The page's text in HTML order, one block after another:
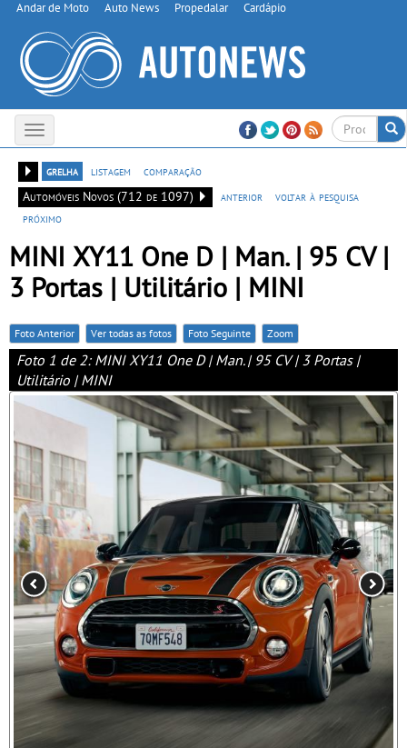
Andar de Moto Auto News Propedalar Cardápio
Toggle
navigation
grelha
listagem
comparação
Automóveis Novos (712 de 1097)
anterior
voltar à pesquisa
próximo
MINI XY11 One D | Man. | 95 CV |
3 Portas | Utilitário | MINI
Foto Anterior Ver todas as fotos Foto Seguinte Zoom
Foto 1 de 2: MINI XY11 One D | Man. | 95 CV | 3 Portas |
Utilitário | MINI